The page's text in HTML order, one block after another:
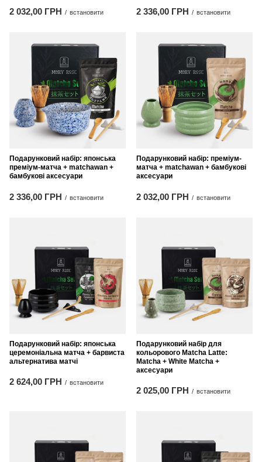
2 032,00 ГРН / встановити 2 336,00 ГРН / встановити
Подарунковий набір: японська
преміум-матча + matchawan +
бамбукові аксесуари
2 336,00 ГРН / встановити
Подарунковий набір: преміум-
матча + matchawan + бамбукові
аксесуари
2 032,00 ГРН / встановити
Подарунковий набір: японська
церемоніальна матча + барвиста
альтернатива матчі
2 624,00 ГРН / встановити
Подарунковий набір для
кольорового Matcha Latte:
Matcha + White Matcha +
аксесуари
2 025,00 ГРН / встановити